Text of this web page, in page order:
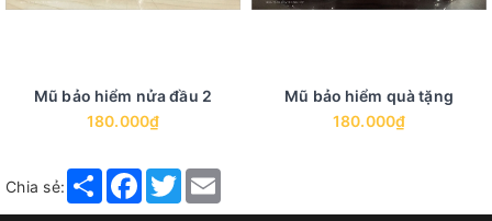
Mũ bảo hiểm nửa đầu 2
180.000₫
Mũ bảo hiểm quà tặng
180.000₫
Chia sẻ: Share Facebook
Twitter